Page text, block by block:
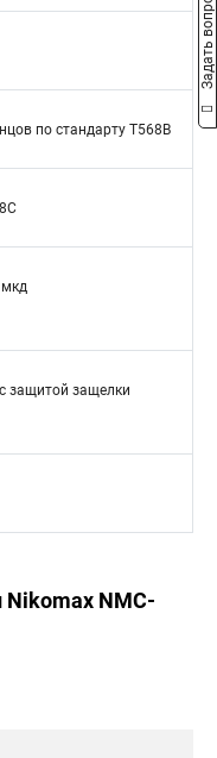
по стандарту T568B
мкд
защитой защелки
Nikomax NMC-
Задать вопрос